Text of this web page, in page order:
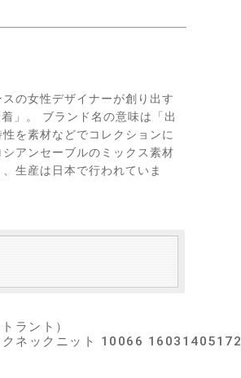
の女性デザイナーが創り出す
」。 ブランド名の意味は「出
を素材などでコレクションに
アンセーブルのミックス素材
生産は日本で行われていま
ラント）
クネックニット 10066 16031405172